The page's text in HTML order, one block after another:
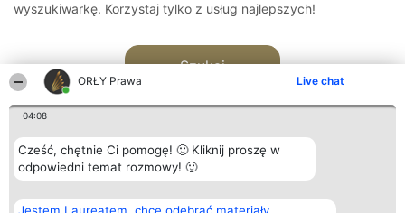
ORŁY Prawa Live chat
04:08
Cześć, chętnie Ci pomogę! 🙂 Kliknij proszę w
odpowiedni temat rozmowy! 🙂
wyszukiwarkę. Korzystaj tylko z usług najlepszych!
Szukaj
Organizator plebiscytu Plebiscyt Kontakt